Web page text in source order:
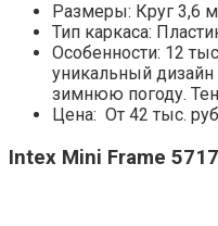
Размеры: Круг 3,6
Тип каркаса:
Особенности: 12
уникальный
зимнюю погоду.
Цена: От 42 тыс.
Intex Mini Frame